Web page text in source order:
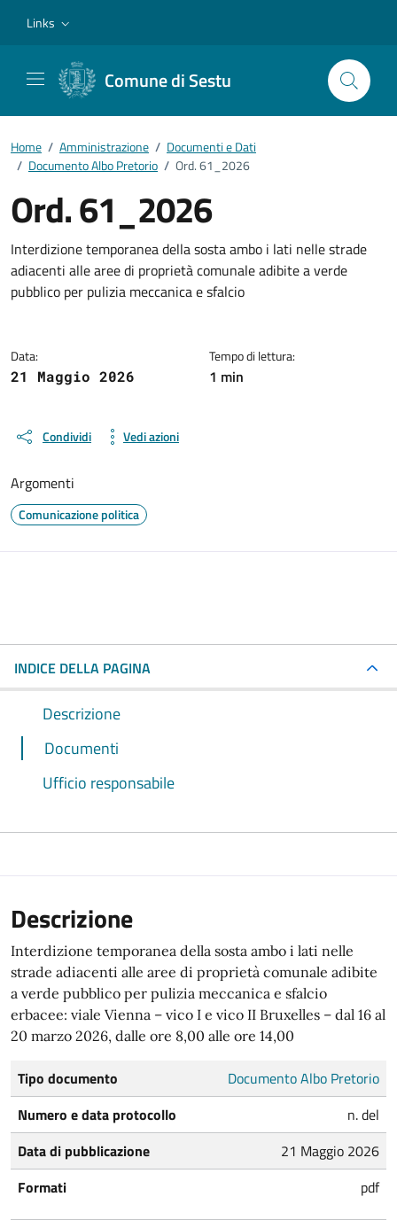
Links
Comune di Sestu
Home / Amministrazione / Documenti e Dati
/ Documento Albo Pretorio / Ord. 61_2026
Ord. 61_2026
Dettagli del documento
Interdizione temporanea della sosta ambo i lati nelle strade
adiacenti alle aree di proprietà comunale adibite a verde
pubblico per pulizia meccanica e sfalcio
Data:
21 Maggio 2026
Tempo di lettura:
1 min
Condividi Vedi azioni
Argomenti
Comunicazione politica
INDICE DELLA PAGINA
Descrizione
Documenti
Ufficio responsabile
Descrizione
Interdizione temporanea della sosta ambo i lati nelle
strade adiacenti alle aree di proprietà comunale adibite
a verde pubblico per pulizia meccanica e sfalcio
erbacee: viale Vienna – vico I e vico II Bruxelles – dal 16 al
20 marzo 2026, dalle ore 8,00 alle ore 14,00
Tipo documento
Documento Albo Pretorio
Numero e data protocollo
n. del
Data di pubblicazione
21 Maggio 2026
Formati
pdf